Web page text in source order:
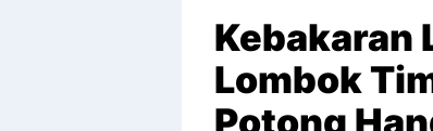
Kebakaran
Lombok
Potong